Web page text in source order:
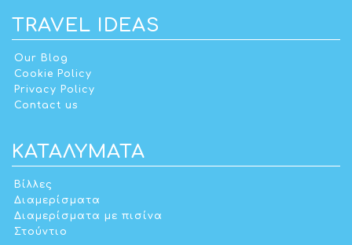
TRAVEL IDEAS
Our Blog
Cookie Policy
Privacy Policy
Contact us
ΚΑΤΑΛΎΜΑΤΑ
Βίλλες
Διαμερίσματα
Διαμερίσματα με πισίνα
Στούντιο